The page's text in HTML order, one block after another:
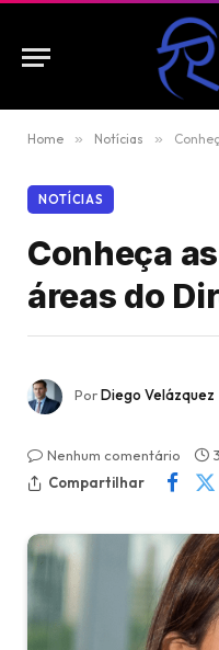
Home » Notícias »
NOTÍCIAS
Conheça
áreas do
PorDiego Velázquez
Nenhum comentário
Compartilhar